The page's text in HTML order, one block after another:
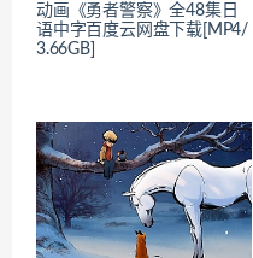
动画《勇者警察》全48集日
语中字百度云网盘下载[MP4/
3.66GB]